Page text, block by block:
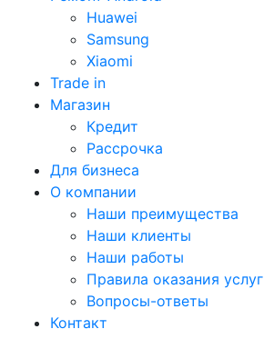
Huawei
Samsung
Xiaomi
Trade in
Магазин
Кредит
Рассрочка
Для бизнеса
О компании
Наши преимущества
Наши клиенты
Наши работы
Правила оказания услуг
Вопросы-ответы
Контакт